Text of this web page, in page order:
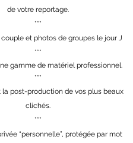
de votre reportage.
***
et photos de groupes le jour J
***
gamme de matériel professionnel.
***
la post-production de vos plus beaux
clichés.
***
“personnelle”, protégée par mot